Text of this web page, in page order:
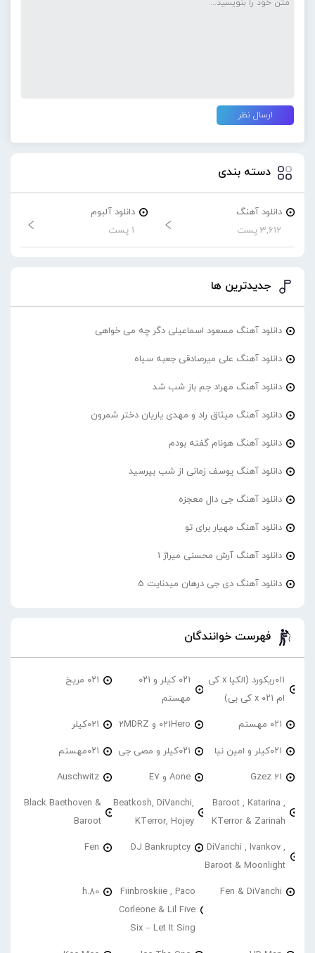
دسته بندی
دانلود آهنگ
3,612 پست
دانلود آلبوم
1 پست
جدیدترین ها
دانلود آهنگ مسعود اسماعیلی دگر چه می خواهی
دانلود آهنگ علی میرصادقی جعبه سیاه
دانلود آهنگ مهراد جم باز شب شد
دانلود آهنگ میثاق راد و مهدی یاریان دختر شمرون
دانلود آهنگ هونام گفته بودم
دانلود آهنگ یوسف زمانی از شب بپرسید
دانلود آهنگ جی دال معجزه
دانلود آهنگ مهیار برای تو
دانلود آهنگ آرش محسنی میراژ 1
دانلود آهنگ دی جی درهان میدنایت 5
فهرست خوانندگان
۰۱۱ریکورد (الکیا x کی
ام ۰۲۱ x کی بی)
۰۲۱ کیلر و ۰۲۱
مهستم
۰۲۱ مریخ
۰۲۱ مهستم 021Hero و 2MDRZ 021کیلر
۰۲۱کیلر و امین نیا ۰۲۱کیلر و مصی جی ۰۲۱مهستم
21 Gzez Aone و E7 Auschwitz
Baroot , Katarina ,
KTerror & Zarinah
Beatkosh, DiVanchi,
KTerror, Hojey
Black Baethoven &
Baroot
DiVanchi , Ivankov ,
Baroot & Moonlight
DJ Bankruptcy
Fen
Fen & DiVanchi
Fiinbroskiie , Paco
Corleone & Lil Five
Six – Let It Sing
h.80